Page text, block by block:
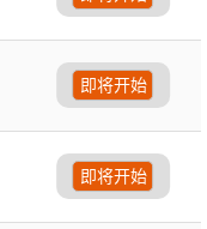
即将开始
即将开始